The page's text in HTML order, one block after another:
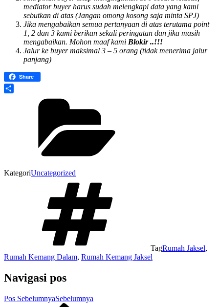
mediator buyer harus sudah melengkapi data yang kami
sebutkan di atas (Jangan omong kosong saja minta SPJ)
Jika mengabaikan semua pertanyaan di atas terutama point
1, 2 dan 3 kami berikan sekali peringatan dan jika masih
mengabaikan. Mohon maaf kami Blokir ..!!!
Jalur ke buyer maksimal 3 – 5 orang (tidak menerima jalur
panjang)
Share
KategoriUncategorized
TagRumah Jaksel,
Rumah Kemang Dalam, Rumah Kemang Jaksel
Navigasi pos
Pos SebelumnyaSebelumnya